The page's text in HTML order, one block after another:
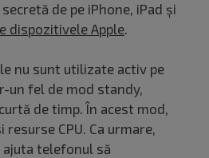
de pe iPhone, iPad și
dispozitivele Apple.
nu sunt utilizate activ pe
un fel de mod standy,
de timp. În acest mod,
CPU. Ca urmare,
telefonul să